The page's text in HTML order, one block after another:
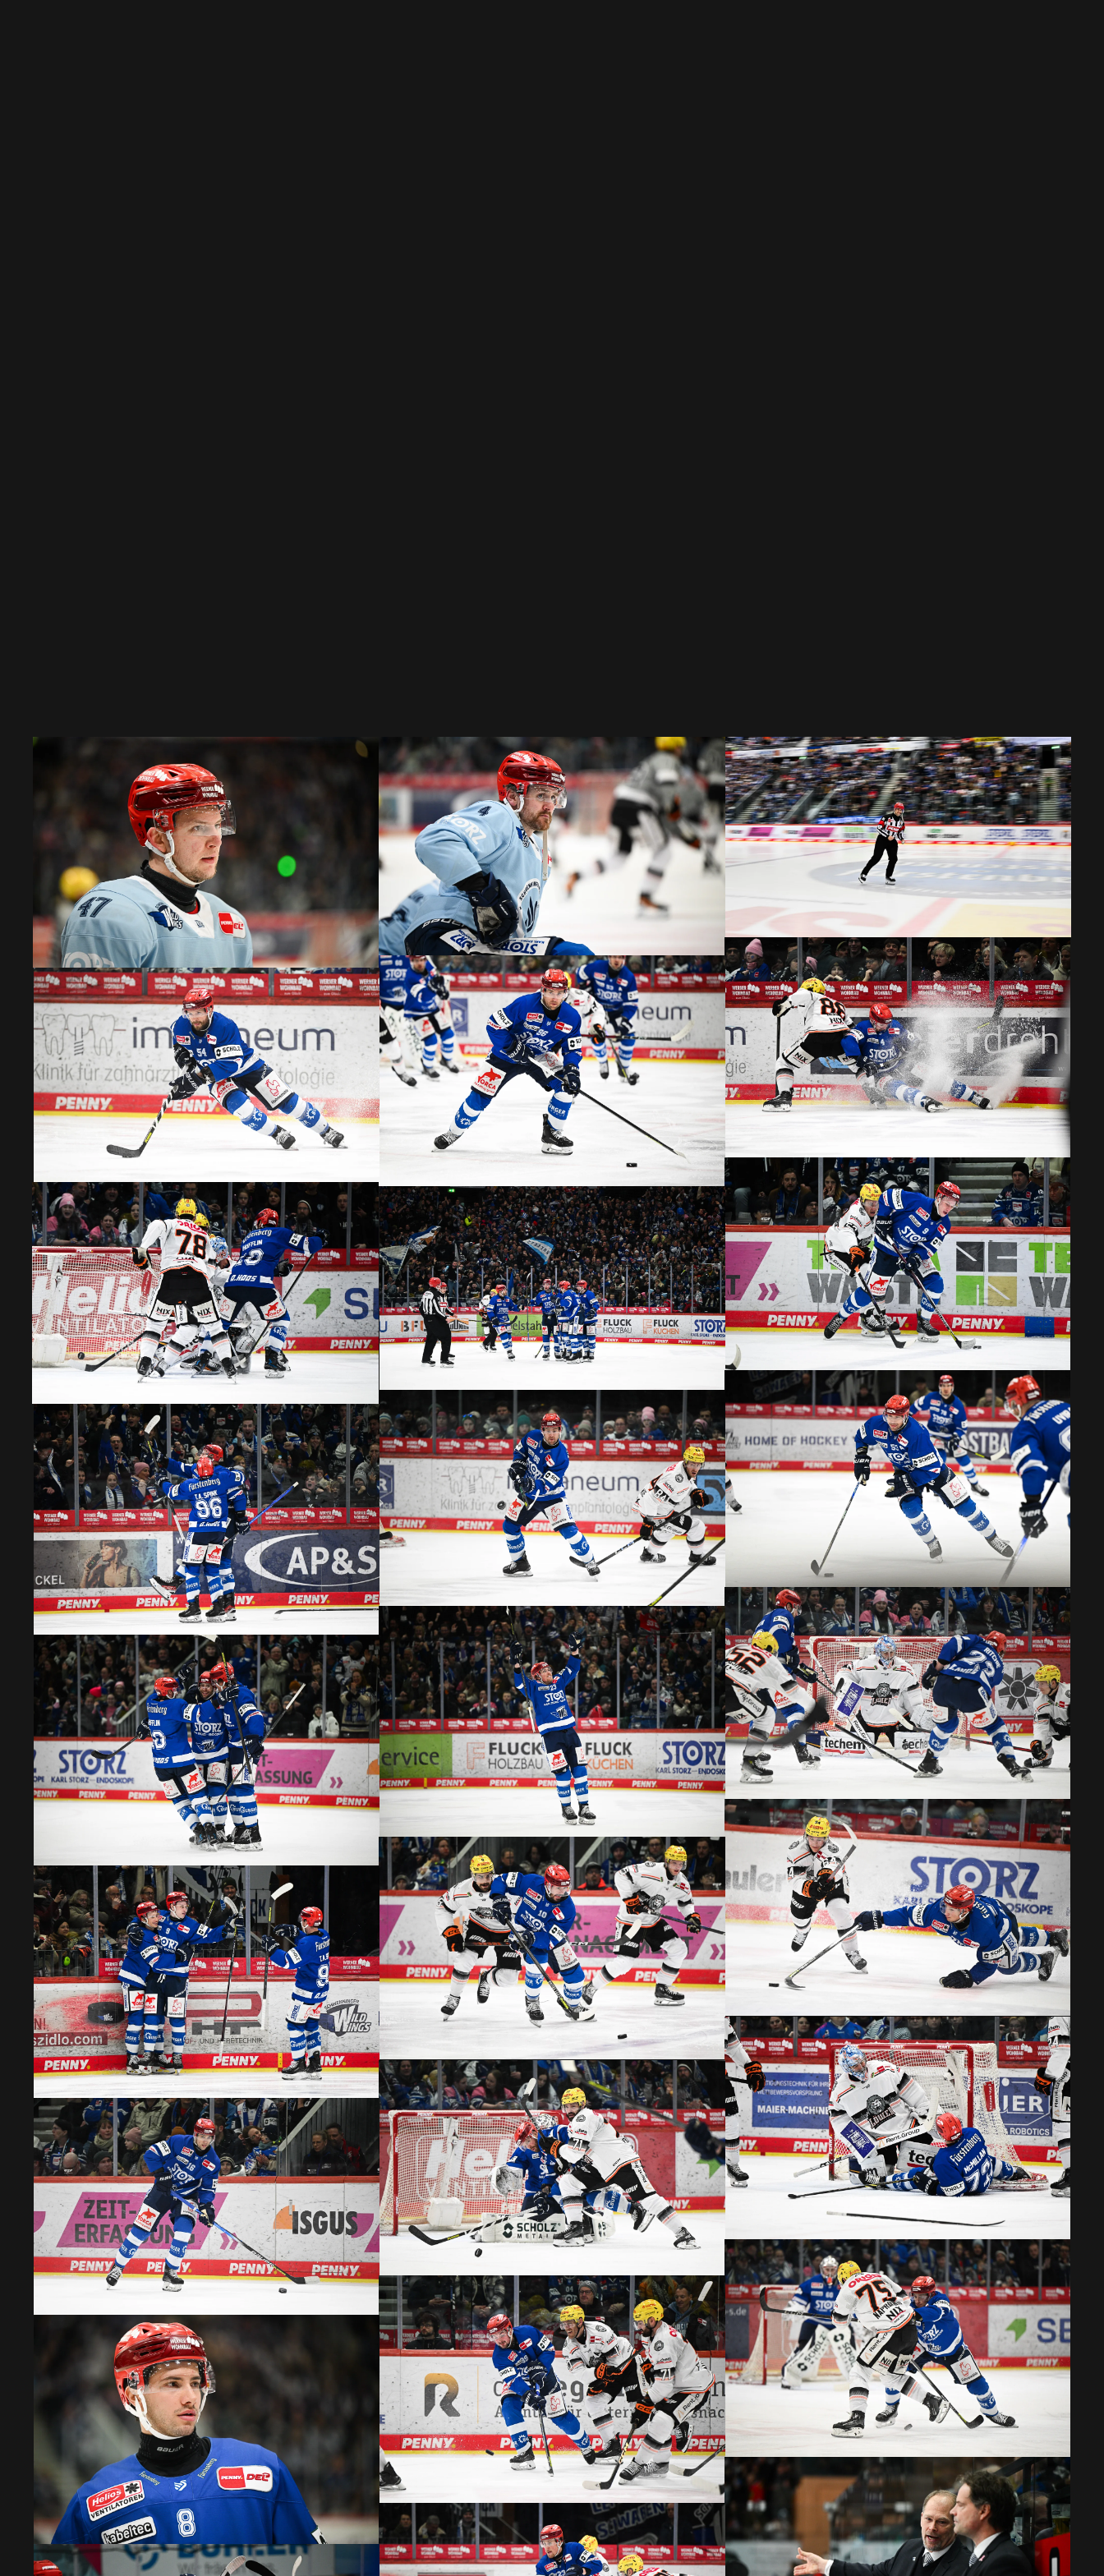
28. FEBRUAR 2025
SCHWENNINGER WILD WINGS -
LÖWEN FRANKFURT
SPIELTAG ERGEBNISS ORT